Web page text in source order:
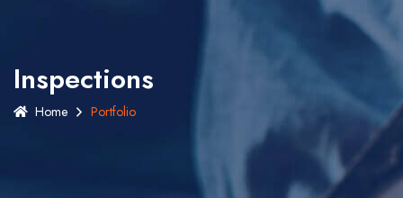
Inspections
Home Portfolio